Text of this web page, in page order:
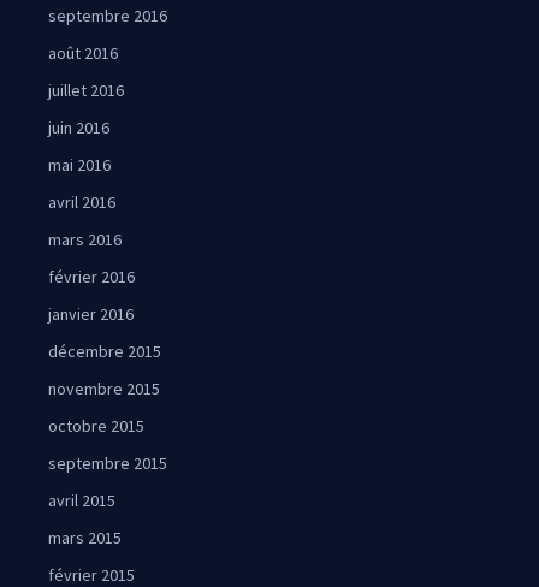
septembre 2016
août 2016
juillet 2016
juin 2016
mai 2016
avril 2016
mars 2016
février 2016
janvier 2016
décembre 2015
novembre 2015
octobre 2015
septembre 2015
avril 2015
mars 2015
février 2015